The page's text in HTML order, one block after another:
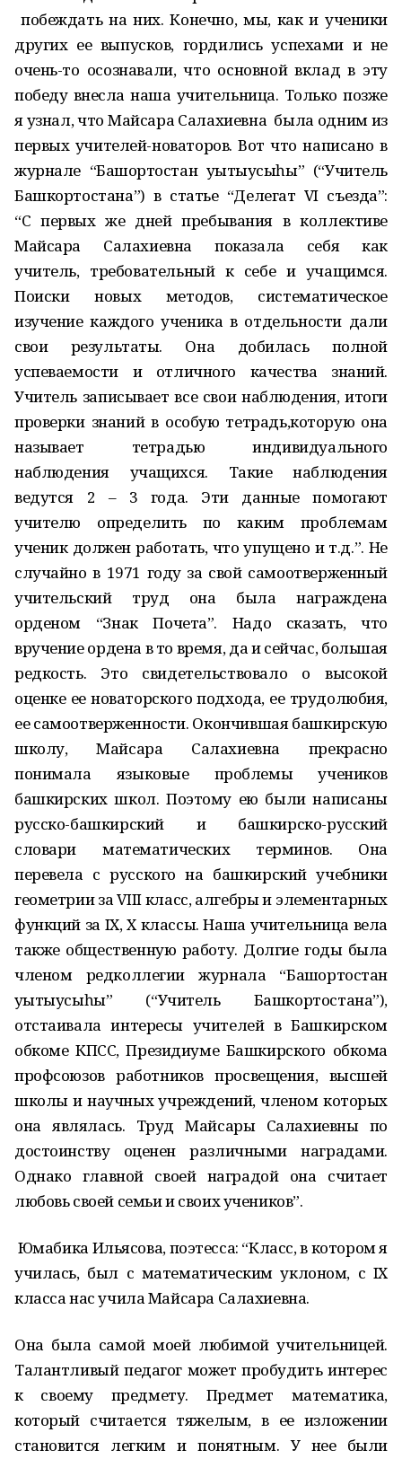
побеждать на них. Конечно, мы, как и ученики
других ее выпусков, гордились успехами и не
очень-то осознавали, что основной вклад в эту
победу внесла наша учительница. Только позже
я узнал, что Майсара Салахиевна была одним из
первых учителей-новаторов. Вот что написано в
журнале “Башҡортостан уҡытыусыһы” (“Учитель
Башкортостана”) в статье “Делегат VI съезда”:
“С первых же дней пребывания в коллективе
Майсара Салахиевна показала себя как
учитель, требовательный к себе и учащимся.
Поиски новых методов, систематическое
изучение каждого ученика в отдельности дали
свои результаты. Она добилась полной
успеваемости и отличного качества знаний.
Учитель записывает все свои наблюдения, итоги
проверки знаний в особую тетрадь,которую она
называет тетрадью индивидуального
наблюдения учащихся. Такие наблюдения
ведутся 2 – 3 года. Эти данные помогают
учителю определить по каким проблемам
ученик должен работать, что упущено и т.д.”. Не
случайно в 1971 году за свой самоотверженный
учительский труд она была награждена
орденом “Знак Почета”. Надо сказать, что
вручение ордена в то время, да и сейчас, большая
редкость. Это свидетельствовало о высокой
оценке ее новаторского подхода, ее трудолюбия,
ее самоотверженности. Окончившая башкирскую
школу, Майсара Салахиевна прекрасно
понимала языковые проблемы учеников
башкирских школ. Поэтому ею были написаны
русско-башкирский и башкирско-русский
словари математических терминов. Она
перевела с русского на башкирский учебники
геометрии за VIII класс, алгебры и элементарных
функций за IX, X классы. Наша учительница вела
также общественную работу. Долгие годы была
членом редколлегии журнала “Башҡортостан
уҡытыусыһы” (“Учитель Башкортостана”),
отстаивала интересы учителей в Башкирском
обкоме КПСС, Президиуме Башкирского обкома
профсоюзов работников просвещения, высшей
школы и научных учреждений, членом которых
она являлась. Труд Майсары Салахиевны по
достоинству оценен различными наградами.
Однако главной своей наградой она считает
любовь своей семьи и своих учеников”.
Юмабика Ильясова, поэтесса: “Класс, в котором я
училась, был с математическим уклоном, с IX
класса нас учила Майсара Салахиевна.
Она была самой моей любимой учительницей.
Талантливый педагог может пробудить интерес
к своему предмету. Предмет математика,
который считается тяжелым, в ее изложении
становится легким и понятным. У нее были